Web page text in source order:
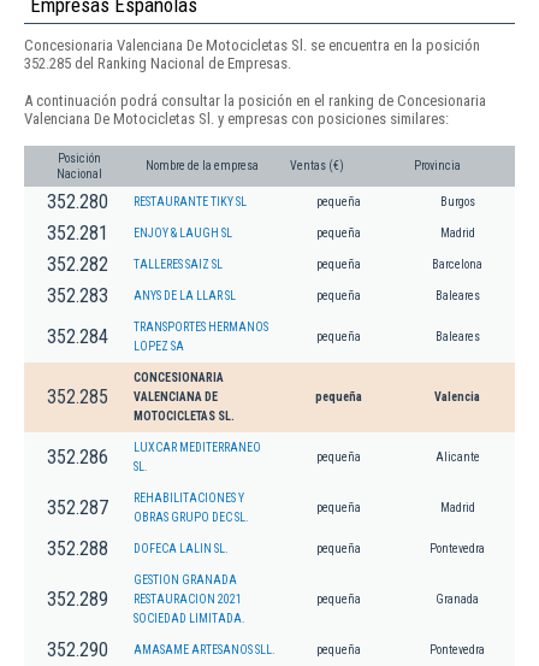
Empresas Españolas
Concesionaria Valenciana De Motocicletas Sl. se encuentra en la posición
352.285 del Ranking Nacional de Empresas.
A continuación podrá consultar la posición en el ranking de Concesionaria
Valenciana De Motocicletas Sl. y empresas con posiciones similares:
Posición
Nacional
Nombre de la empresa Ventas (€) Provincia
352.280 RESTAURANTE TIKY SL pequeña Burgos
352.281 ENJOY & LAUGH SL pequeña Madrid
352.282 TALLERES SAIZ SL pequeña Barcelona
352.283 ANYS DE LA LLAR SL pequeña Baleares
352.284
TRANSPORTES HERMANOS
LOPEZ SA
pequeña Baleares
352.285
CONCESIONARIA
VALENCIANA DE
MOTOCICLETAS SL.
pequeña Valencia
352.286
LUXCAR MEDITERRANEO
SL.
pequeña Alicante
352.287
REHABILITACIONES Y
OBRAS GRUPO DEC SL.
pequeña Madrid
352.288 DOFECA LALIN SL. pequeña Pontevedra
352.289
GESTION GRANADA
RESTAURACION 2021
SOCIEDAD LIMITADA.
pequeña Granada
352.290 AMASAME ARTESANOS SLL. pequeña Pontevedra